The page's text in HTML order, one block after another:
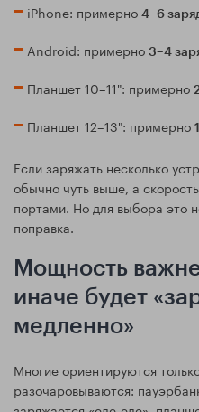
iPhone: примерно 4–6
Android: примерно 3–4
Планшет 10–11": примерно
Планшет 12–13": примерно
Если заряжать несколько
обычно чуть выше, а
портами. Но для выбора это
поправка.
Мощность
иначе будет
медленно»
Многие ориентируются
разочаровываются: